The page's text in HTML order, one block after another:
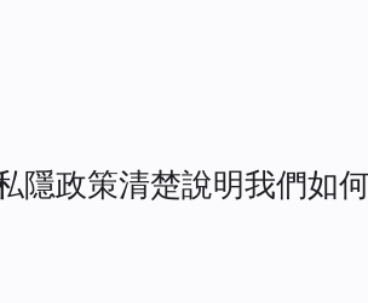
隱政策清楚說明我們如